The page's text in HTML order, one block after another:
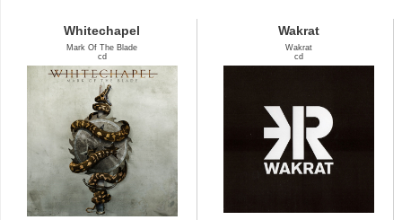
Whitechapel
Mark Of The Blade
cd
Wakrat
Wakrat
cd